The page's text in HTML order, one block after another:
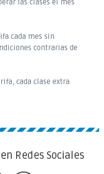
las clases el mes
cada mes sin
contrarias de
cada clase extra
Redes Sociales